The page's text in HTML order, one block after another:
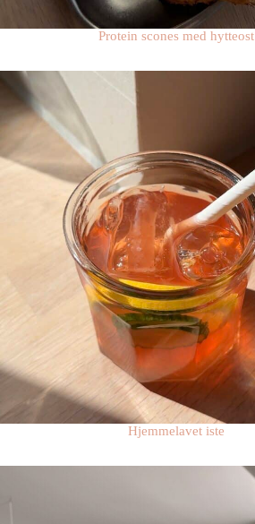
Protein scones med hytteost
Hjemmelavet iste